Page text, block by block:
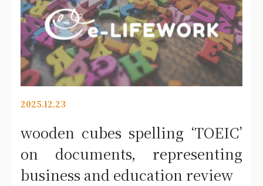
2025.12.23
wooden cubes spelling ‘TOEIC’
on documents, representing
business and education review